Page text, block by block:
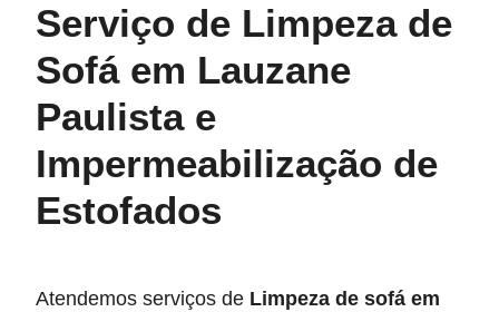
Serviço de Limpeza de
Sofá em Lauzane
Paulista e
Impermeabilização de
Estofados
Atendemos serviços de Limpeza de sofá em